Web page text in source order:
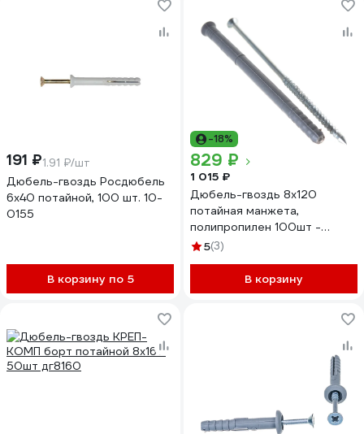
191 ₽1.91 ₽/шт
Дюбель-гвоздь Росдюбель
6x40 потайной, 100 шт. 10-
0155
В корзину по 5
-18%
829 ₽
1 015 ₽
Дюбель-гвоздь 8х120
потайная манжета,
полипропилен 100шт -
коробка Tech-Krep SM-L
5(3)
В корзину